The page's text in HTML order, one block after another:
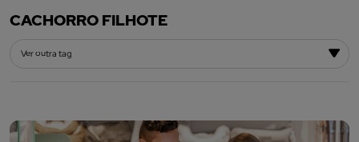
CACHORRO FILHOTE